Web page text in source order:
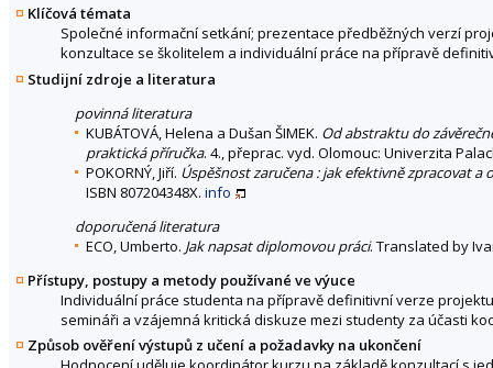
Klíčová témata
Společné informační setkání; prezentace předběžných verzí
konzultace se školitelem a individuální práce na přípravě
Studijní zdroje a literatura
povinná literatura
KUBÁTOVÁ, Helena a Dušan ŠIMEK. Od abstraktu do
praktická příručka. 4., přeprac. vyd. Olomouc: Univerzita
POKORNÝ, Jiří. Úspěšnost zaručena : jak efektivně zpracovat
ISBN 807204348X. info
doporučená literatura
ECO, Umberto. Jak napsat diplomovou práci. Translated by
Přístupy, postupy a metody používané ve výuce
Individuální práce studenta na přípravě definitivní verze
semináři a vzájemná kritická diskuze mezi studenty za účasti
Způsob ověření výstupů z učení a požadavky na ukončení